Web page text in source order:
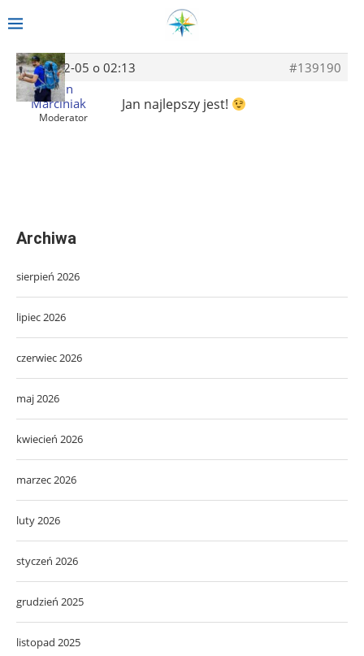
2014-02-05 o 02:13
#139190
Albin
Marciniak
Moderator
Jan najlepszy jest!
Archiwa
sierpień 2026
lipiec 2026
czerwiec 2026
maj 2026
kwiecień 2026
marzec 2026
luty 2026
styczeń 2026
grudzień 2025
listopad 2025